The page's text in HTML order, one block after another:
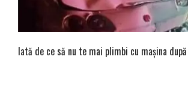
Iată de ce să nu te mai plimbi cu mașina